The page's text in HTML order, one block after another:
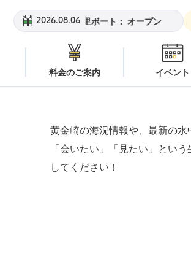
2026.08.06
オープン 安良里ボート：オープン 黄金崎
料金のご案内 イベント
黄金崎の海況情報や、最新の水
「会いたい」「見たい」とい
してください！